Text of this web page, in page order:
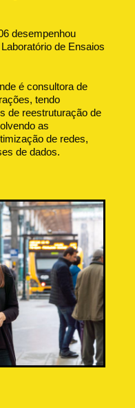
desempenhou
de Ensaios
é consultora de
tendo
de reestruturação de
as
de redes,
de dados.